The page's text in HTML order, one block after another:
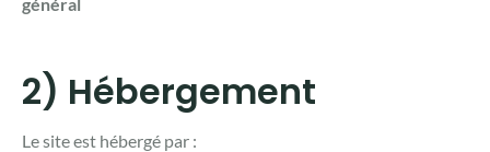
2) Hébergement
Le site est hébergé par :